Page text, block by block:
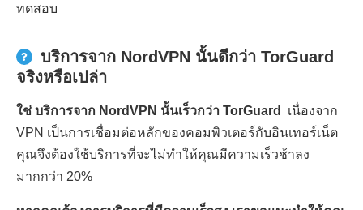
ทดสอบ
บริการจาก NordVPN นั้นดีกว่า TorGuard
จริงหรือเปล่า
ใช่ บริการจาก NordVPN นั้นเร็วกว่า TorGuard
เนื่องจาก
VPN เป็นการเชื่อมต่อหลักของคอมพิวเตอร์กับอินเทอร์เน็ต
คุณจึงต้องใช้บริการที่จะไม่ทำให้คุณมีความเร็วช้าลง
มากกว่า 20%